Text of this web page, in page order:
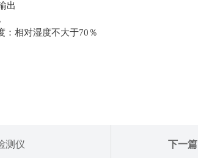
出
相对湿度不大于70％
测仪 下一篇